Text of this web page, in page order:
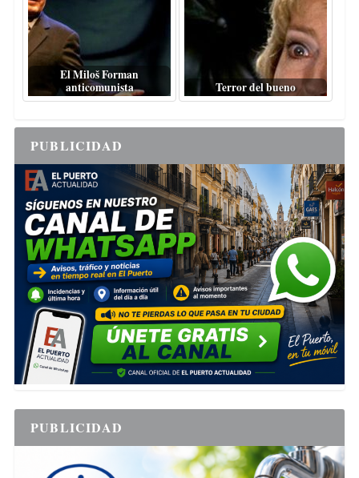
El Miloš Forman
anticomunista
Terror del bueno
PUBLICIDAD
PUBLICIDAD